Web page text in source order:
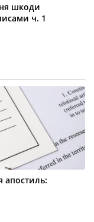
шкоди
ч. 1
апостиль: